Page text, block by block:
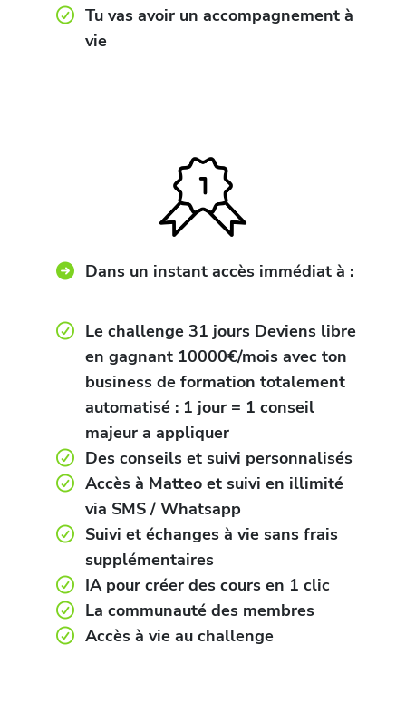
Tu vas avoir un accompagnement à
vie
Dans un instant accès immédiat à :
Le challenge 31 jours Deviens libre
en gagnant 10000€/mois avec ton
business de formation totalement
automatisé : 1 jour = 1 conseil
majeur a appliquer
Des conseils et suivi personnalisés
Accès à Matteo et suivi en illimité
via SMS / Whatsapp
Suivi et échanges à vie sans frais
supplémentaires
IA pour créer des cours en 1 clic
La communauté des membres
Accès à vie au challenge